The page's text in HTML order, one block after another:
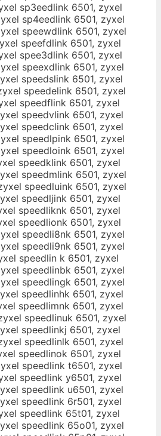
sp3eedlink 6501, zyxel
sp4eedlink 6501, zyxel
speewdlink 6501, zyxel
speefdlink 6501, zyxel
spee3dlink 6501, zyxel
speexdlink 6501, zyxel
speedslink 6501, zyxel
speedelink 6501, zyxel
speedflink 6501, zyxel
speedvlink 6501, zyxel
speedclink 6501, zyxel
speedlpink 6501, zyxel
speedloink 6501, zyxel
speedklink 6501, zyxel
speedmlink 6501, zyxel
speedluink 6501, zyxel
speedljink 6501, zyxel
speedliknk 6501, zyxel
speedlionk 6501, zyxel
speedli8nk 6501, zyxel
speedli9nk 6501, zyxel
speedlin k 6501, zyxel
speedlinbk 6501, zyxel
speedlingk 6501, zyxel
speedlinhk 6501, zyxel
speedlimnk 6501, zyxel
speedlinuk 6501, zyxel
speedlinkj 6501, zyxel
speedlinlk 6501, zyxel
speedlinok 6501, zyxel
speedlink t6501, zyxel
speedlink y6501, zyxel
speedlink u6501, zyxel
speedlink 6r501, zyxel
speedlink 65t01, zyxel
speedlink 65o01, zyxel